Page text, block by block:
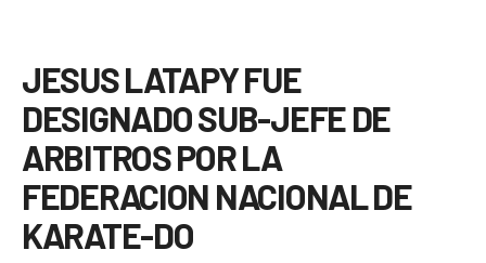
JESUS LATAPY FUE
DESIGNADO SUB-JEFE DE
ARBITROS POR LA
FEDERACION NACIONAL DE
KARATE-DO